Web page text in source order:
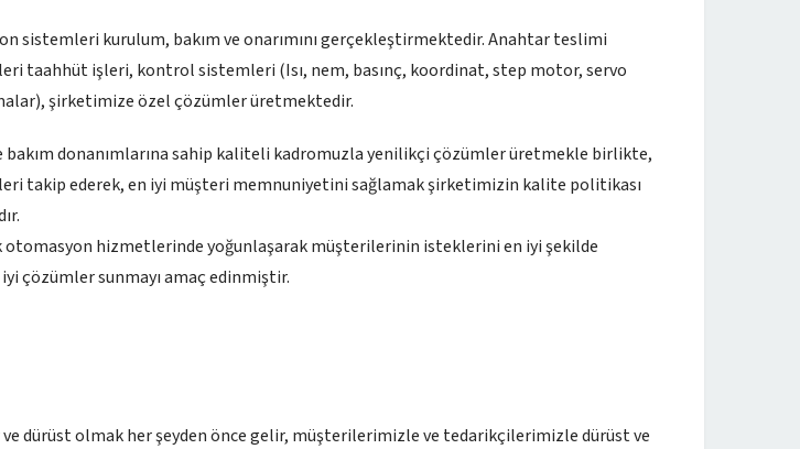
sistemleri kurulum, bakım ve onarımını gerçekleştirmektedir. Anahtar teslimi
taahhüt işleri, kontrol sistemleri (Isı, nem, basınç, koordinat, step motor, servo
şirketimize özel çözümler üretmektedir.
bakım donanımlarına sahip kaliteli kadromuzla yenilikçi çözümler üretmekle birlikte,
takip ederek, en iyi müşteri memnuniyetini sağlamak şirketimizin kalite politikası
otomasyon hizmetlerinde yoğunlaşarak müşterilerinin isteklerini en iyi şekilde
iyi çözümler sunmayı amaç edinmiştir.
dürüst olmak her şeyden önce gelir, müşterilerimizle ve tedarikçilerimizle dürüst ve